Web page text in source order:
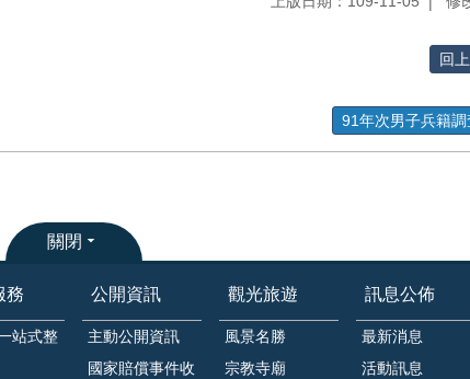
回
91年次男子兵籍調
關閉
務
站式整
公開資訊
主動公開資訊
國家賠償事件收
觀光旅遊
風景名勝
宗教寺廟
訊息公佈
最新消息
活動訊息